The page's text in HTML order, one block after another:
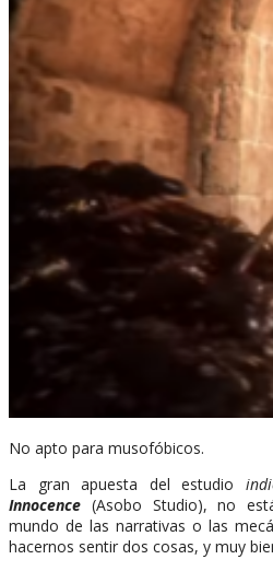
No apto para musofóbicos.
La gran apuesta del estudio
Innocence (Asobo Studio), no
mundo de las narrativas o las
hacernos sentir dos cosas, y muy